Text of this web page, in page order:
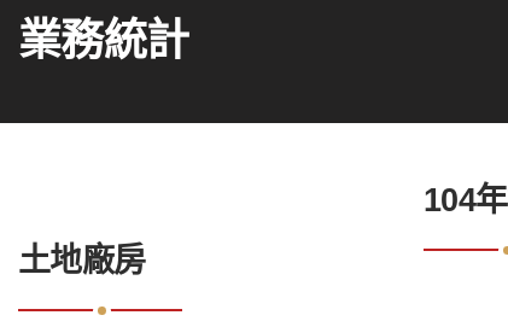
業務統計
土地廠房
104